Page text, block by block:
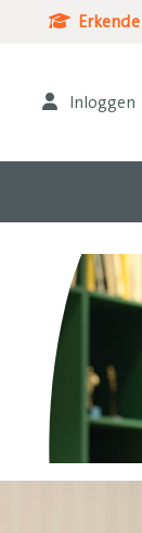
Inloggen
Erkende